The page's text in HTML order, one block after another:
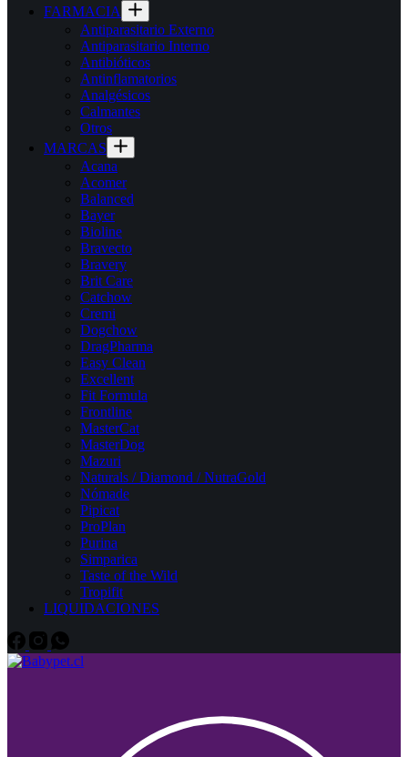
FARMACIA
Antiparasitario Externo
Antiparasitario Interno
Antibióticos
Antinflamatorios
Analgésicos
Calmantes
Otros
MARCAS
Acana
Acomer
Balanced
Bayer
Bioline
Bravecto
Bravery
Brit Care
Catchow
Cremi
Dogchow
DragPharma
Easy Clean
Excellent
Fit Formula
Frontline
MasterCat
MasterDog
Mazuri
Naturals / Diamond / NutraGold
Nómade
Pipicat
ProPlan
Purina
Simparica
Taste of the Wild
Tropifit
LIQUIDACIONES